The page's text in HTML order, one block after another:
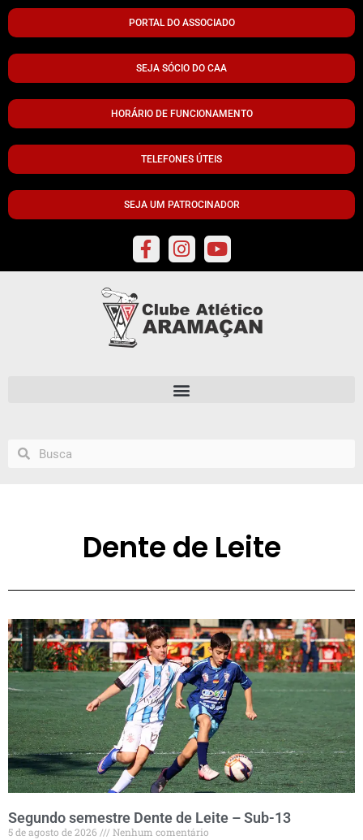
PORTAL DO ASSOCIADO
SEJA SÓCIO DO CAA
HORÁRIO DE FUNCIONAMENTO
TELEFONES ÚTEIS
SEJA UM PATROCINADOR
Dente de Leite
Segundo semestre Dente de Leite – Sub-13
5 de agosto de 2026 Nenhum comentário